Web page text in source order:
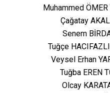
Muhammed ÖMER
Çağatay
Senem
Tuğçe
Veysel Erhan
Tuğba EREN
Olcay